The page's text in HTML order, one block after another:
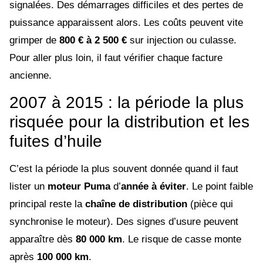
signalées. Des démarrages difficiles et des pertes de
puissance apparaissent alors. Les coûts peuvent vite
grimper de 800 € à 2 500 € sur injection ou culasse.
Pour aller plus loin, il faut vérifier chaque facture
ancienne.
2007 à 2015 : la période la plus
risquée pour la distribution et les
fuites d’huile
C’est la période la plus souvent donnée quand il faut
lister un moteur Pumad’année à éviter. Le point faible
principal reste la chaîne de distribution (pièce qui
synchronise le moteur). Des signes d’usure peuvent
apparaître dès 80 000 km. Le risque de casse monte
après 100 000 km.